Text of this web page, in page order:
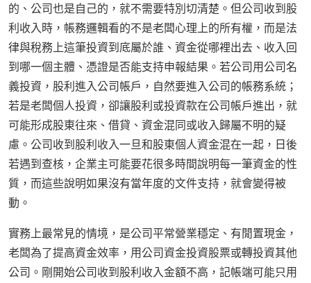
的、公司也是自己的，就不需要特別切清楚。但公司收到股
利收入時，帳務邏輯看的不是老闆心理上的所有權，而是法
律與稅務上這筆投資到底屬於誰、資金從哪裡出去、收入回
到哪一個主體、憑證是否能支持申報結果。若公司用公司名
義投資，股利進入公司帳戶，自然要進入公司的帳務系統；
若是老闆個人投資，卻讓股利或投資款在公司帳戶進出，就
可能形成股東往來、借貸、資金混同或收入歸屬不明的疑
慮。公司收到股利收入一旦和股東個人資金混在一起，日後
若遇到查核，企業主可能要花很多時間說明每一筆資金的性
質，而這些說明如果沒有當年度的文件支持，就會變得被
動。
實務上最常見的情境，是公司平常營業穩定、有閒置現金，
老闆為了提高資金效率，用公司資金投資股票或轉投資其他
公司。剛開始公司收到股利收入金額不高，記帳端可能只用